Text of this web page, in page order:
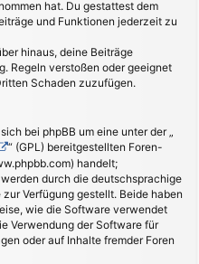
hat. Du gestattest dem
und Funktionen jederzeit zu
hinaus, deine Beiträge
Regeln verstoßen oder geeignet
Schaden zuzufügen.
bei phpBB um eine unter der „
“ (GPL) bereitgestellten Foren-
handelt;
durch die deutschsprachige
Verfügung gestellt. Beide haben
wie die Software verwendet
Verwendung der Software für
oder auf Inhalte fremder Foren